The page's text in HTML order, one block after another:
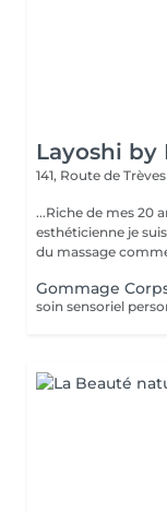
Layoshi by
141, Route de Trèves
...Riche de mes 20
esthéticienne je
du massage
Gommage